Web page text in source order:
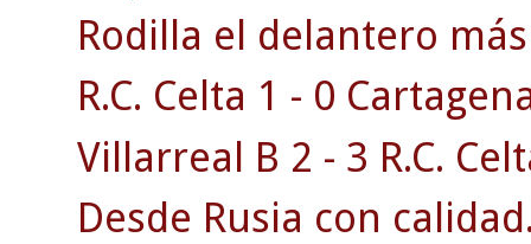
Rodilla el delantero
R.C. Celta 1 - 0
Villarreal B 2 - 3 R.C.
Desde Rusia con